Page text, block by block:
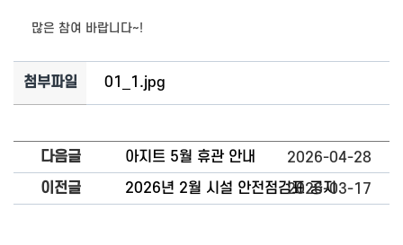
많은 참여 바랍니다~!
첨부파일 01_1.jpg
다음글 아지트 5월 휴관 안내
2026-04-28
이전글
2026년 2월 시설 안전점검표 공지
2026-03-17